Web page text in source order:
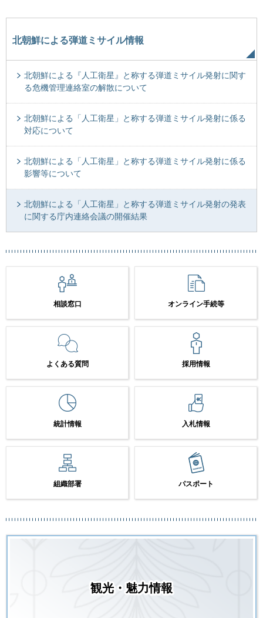
北朝鮮による弾道ミサイル情報
北朝鮮による『人工衛星』と称する弾道ミサイル発射に関す
る危機管理連絡室の解散について
北朝鮮による「人工衛星」と称する弾道ミサイル発射に係る
対応について
北朝鮮による「人工衛星」と称する弾道ミサイル発射に係る
影響等について
北朝鮮による「人工衛星」と称する弾道ミサイル発射の発表
に関する庁内連絡会議の開催結果
相談窓口 オンライン手続等
よくある質問 採用情報
統計情報 入札情報
組織部署 パスポート
観光・魅力情報